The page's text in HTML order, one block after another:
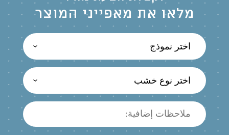
מלאו את מאפייני המוצר
اختر نموذج
اختر نوع خشب